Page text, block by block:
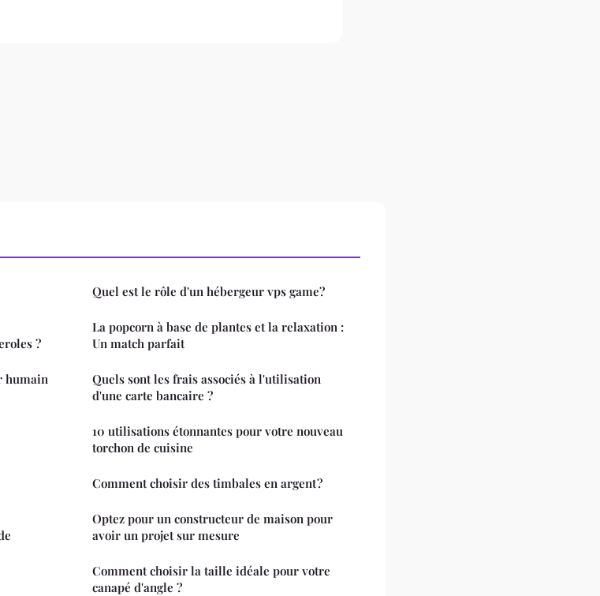
?
humain
Quel est le rôle d'un hébergeur vps game?
La popcorn à base de plantes et la relaxation :
Un match parfait
Quels sont les frais associés à l'utilisation
d'une carte bancaire ?
10 utilisations étonnantes pour votre nouveau
torchon de cuisine
Comment choisir des timbales en argent ?
Optez pour un constructeur de maison pour
avoir un projet sur mesure
Comment choisir la taille idéale pour votre
canapé d'angle ?